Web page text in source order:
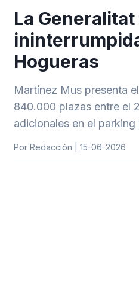
La
Hogueras
Martínez Mus presenta
840.000 plazas entre el
adicionales en el
Por Redacción | 15-06-2026